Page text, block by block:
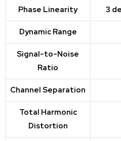
Phase Linearity 3
Dynamic Range
Signal-to-Noise
Ratio
Channel Separation
Total Harmonic
Distortion